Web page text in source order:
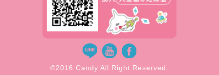
©2016 Candy All Right Reserved.